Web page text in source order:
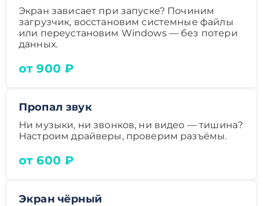
Экран зависает при запуске? Починим
загрузчик, восстановим системные файлы
или переустановим Windows — без потери
данных.
от 900 ₽
Пропал звук
Ни музыки, ни звонков, ни видео — тишина?
Настроим драйверы, проверим разъёмы.
от 600 ₽
Экран чёрный